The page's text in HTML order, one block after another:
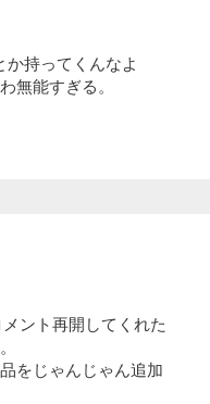
か持ってくんなよ
無能すぎる。
ント再開してくれた
をじゃんじゃん追加